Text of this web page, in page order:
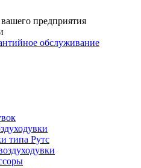
предприятия
обслуживание
Рутс